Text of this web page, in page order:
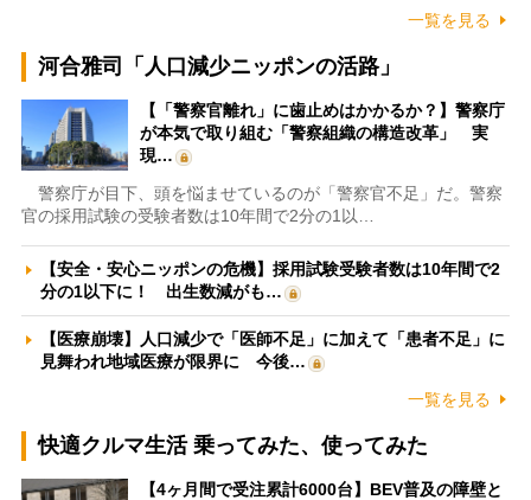
一覧を見る
河合雅司「人口減少ニッポンの活路」
【「警察官離れ」に歯止めはかかるか？】警察庁
が本気で取り組む「警察組織の構造改革」 実
現…
警察庁が目下、頭を悩ませているのが「警察官不足」だ。警察
官の採用試験の受験者数は10年間で2分の1以…
【安全・安心ニッポンの危機】採用試験受験者数は10年間で2
分の1以下に！ 出生数減がも…
【医療崩壊】人口減少で「医師不足」に加えて「患者不足」に
見舞われ地域医療が限界に 今後…
一覧を見る
快適クルマ生活 乗ってみた、使ってみた
【4ヶ月間で受注累計6000台】BEV普及の障壁と